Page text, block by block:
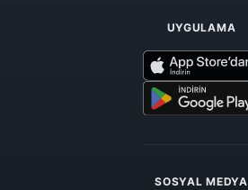
UYGULAMA
SOSYAL MEDYA